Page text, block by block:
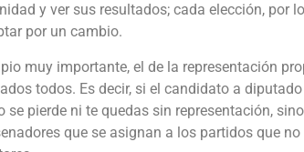
y ver sus resultados; cada elección, por
por un cambio.
muy importante, el de la representación
todos. Es decir, si el candidato a
pierde ni te quedas sin representación,
que se asignan a los partidos que